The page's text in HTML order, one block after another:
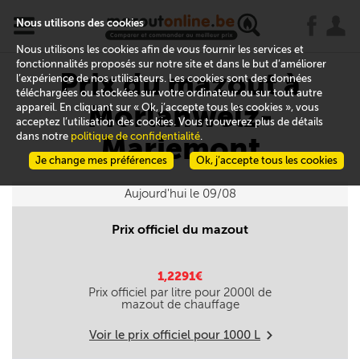
x
Prix du mazout à
Morlanwelz-
Mariemont
Aujourd'hui le 09/08
Prix officiel du mazout
1,2291€
Prix officiel par litre pour 2000l de
mazout de chauffage
Voir le prix officiel pour 1000 L m
Nous utilisons des cookies
Nous utilisons les cookies afin de vous fournir les services et
fonctionnalités proposés sur notre site et dans le but d’améliorer
l’expérience de nos utilisateurs. Les cookies sont des données
téléchargées ou stockées sur votre ordinateur ou sur tout autre
appareil. En cliquant sur « Ok, j’accepte tous les cookies », vous
acceptez l’utilisation des cookies. Vous trouverez plus de détails
dans notre politique de confidentialité.
Ok, j’accepte tous les cookies
Je change mes préférences